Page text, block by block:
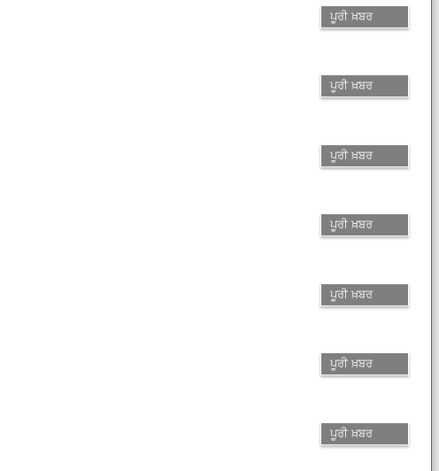
ਪੂਰੀ ਖ਼ਬਰ
ਪੂਰੀ ਖ਼ਬਰ
ਪੂਰੀ ਖ਼ਬਰ
ਪੂਰੀ ਖ਼ਬਰ
ਪੂਰੀ ਖ਼ਬਰ
ਪੂਰੀ ਖ਼ਬਰ
ਪੂਰੀ ਖ਼ਬਰ